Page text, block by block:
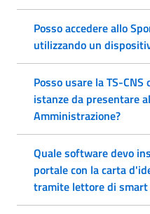
Posso accedere allo
utilizzando un
Posso usare la TS-
istanze da presentare
Amministrazione?
Quale software devo
portale con la carta
tramite lettore di smart